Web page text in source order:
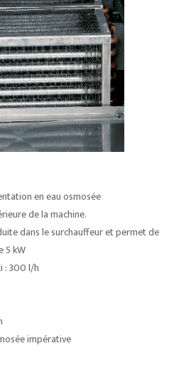
en eau osmosée
de la machine.
dans le surchauffeur et permet de
5 kW
: 300 l/h
impérative